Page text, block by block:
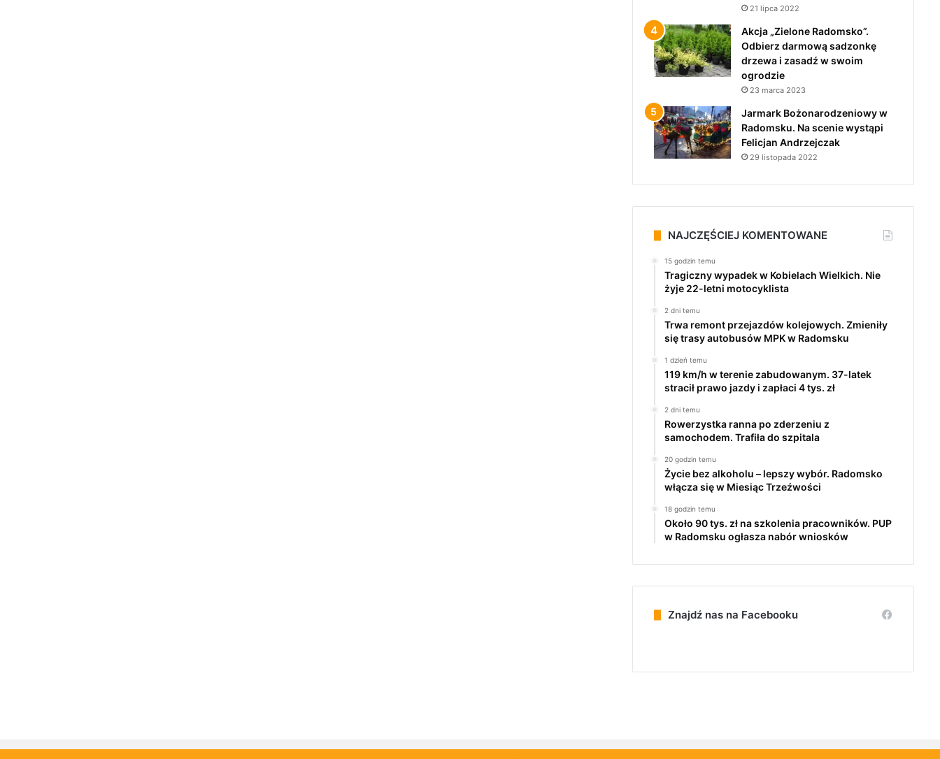
21 lipca 2022
Akcja „Zielone Radomsko”.
Odbierz darmową sadzonkę
drzewa i zasadź w swoim
ogrodzie
23 marca 2023
Jarmark Bożonarodzeniowy w
Radomsku. Na scenie wystąpi
Felicjan Andrzejczak
29 listopada 2022
NAJCZĘŚCIEJ KOMENTOWANE
15 godzin temu
Tragiczny wypadek w Kobielach Wielkich. Nie
żyje 22-letni motocyklista
2 dni temu
Trwa remont przejazdów kolejowych. Zmieniły
się trasy autobusów MPK w Radomsku
1 dzień temu
119 km/h w terenie zabudowanym. 37-latek
stracił prawo jazdy i zapłaci 4 tys. zł
2 dni temu
Rowerzystka ranna po zderzeniu z
samochodem. Trafiła do szpitala
20 godzin temu
Życie bez alkoholu – lepszy wybór. Radomsko
włącza się w Miesiąc Trzeźwości
18 godzin temu
Około 90 tys. zł na szkolenia pracowników. PUP
w Radomsku ogłasza nabór wniosków
Znajdź nas na Facebooku